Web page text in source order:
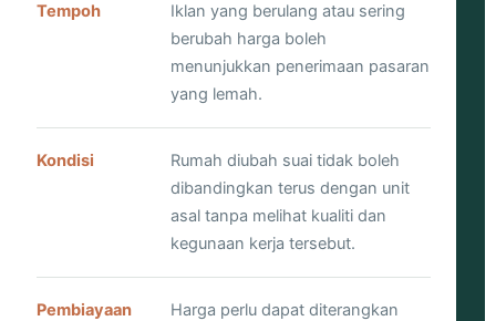
Tempoh
Iklan yang berulang atau sering
berubah harga boleh
menunjukkan penerimaan pasaran
yang lemah.
Kondisi
Rumah diubah suai tidak boleh
dibandingkan terus dengan unit
asal tanpa melihat kualiti dan
kegunaan kerja tersebut.
Pembiayaan
Harga perlu dapat diterangkan